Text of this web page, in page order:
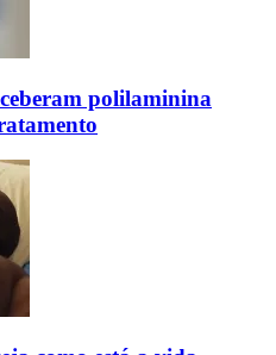
polilaminina